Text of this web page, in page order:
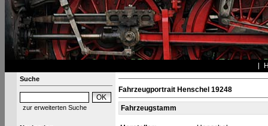
Suche
zur erweiterten Suche
Fahrzeugportrait Henschel 19248
Fahrzeugstamm